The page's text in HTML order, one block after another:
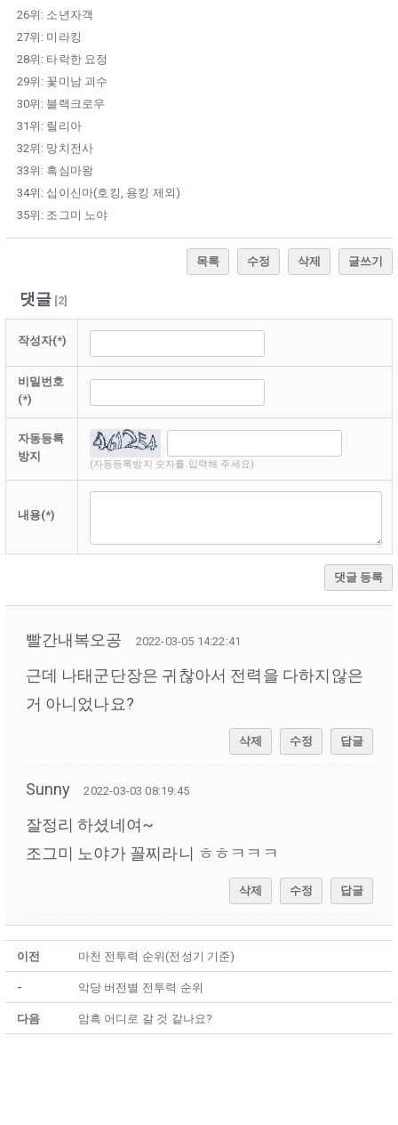
26위: 소년자객
27위: 미라킹
28위: 타락한 요정
29위: 꽃미남 괴수
30위: 블랙크로우
31위: 릴리아
32위: 망치전사
33위: 흑심마왕
34위: 십이신마(호킹, 용킹 제외)
35위: 조그미 노야
목록 수정 삭제 글쓰기
댓글[2]
작성자(*)
비밀번호
(*)
자동등록
방지
(자동등록방지 숫자를 입력해 주세요)
내용(*)
댓글 등록
빨간내복오공 2022-03-05 14:22:41
근데 나태군단장은 귀찮아서 전력을 다하지않은
거 아니었나요?
삭제 수정 답글
Sunny 2022-03-03 08:19:45
잘정리 하셨네여~
조그미 노야가 꼴찌라니 ㅎㅎㅋㅋㅋ
삭제 수정 답글
이전 마천 전투력 순위(전성기 기준)
- 악당 버전별 전투력 순위
다음 암흑 어디로 갈 것 같나요?